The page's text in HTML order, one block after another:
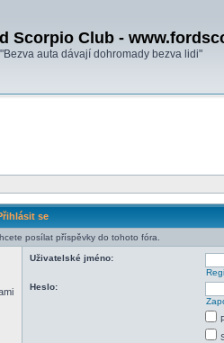
Scorpio Club -
"Bezva auta dávají dohromady bezva lidi"
se
posílat příspěvky do tohoto fóra.
Uživatelské jméno:
Heslo: